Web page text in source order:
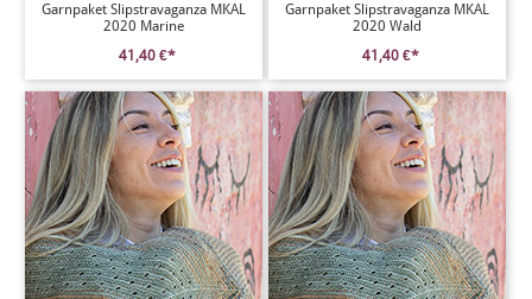
Garnpaket Slipstravaganza MKAL
2020 Marine
41,40 €*
Garnpaket Slipstravaganza MKAL
2020 Wald
41,40 €*